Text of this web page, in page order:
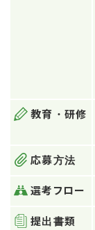
教育・研修
応募方法
選考フロー
提出書類